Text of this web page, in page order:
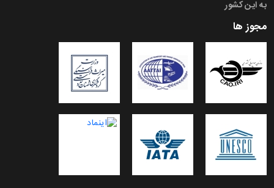
به این کشور
مجوز ها